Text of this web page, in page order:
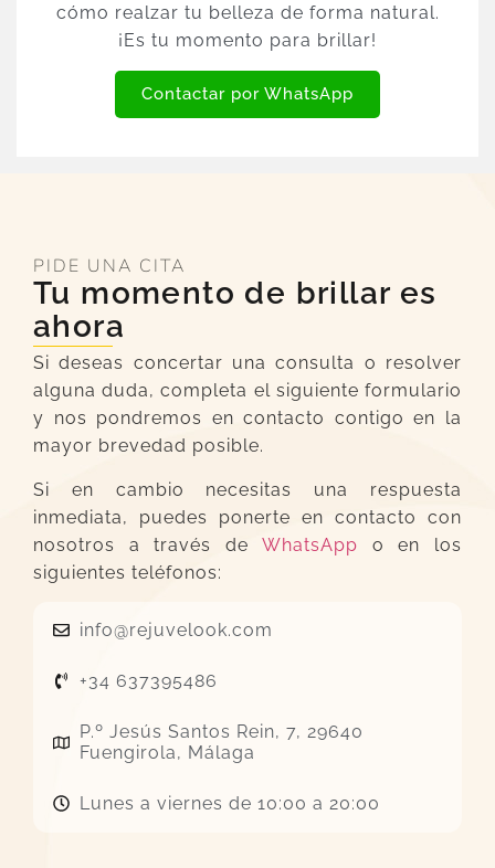
cómo realzar tu belleza de forma natural.
¡Es tu momento para brillar!
Contactar por WhatsApp
PIDE UNA CITA
Tu momento de brillar es
ahora
Si deseas concertar una consulta o resolver
alguna duda, completa el siguiente formulario
y nos pondremos en contacto contigo en la
mayor brevedad posible.
Si en cambio necesitas una respuesta
inmediata, puedes ponerte en contacto con
nosotros a través deWhatsApp o en los
siguientes teléfonos:
info@rejuvelook.com
+34 637395486
P.º Jesús Santos Rein, 7, 29640
Fuengirola, Málaga
Lunes a viernes de 10:00 a 20:00